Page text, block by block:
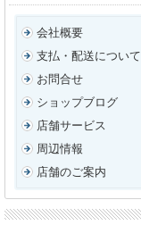
会社概要
支払・配送について
お問合せ
ショップブログ
店舗サービス
周辺情報
店舗のご案内